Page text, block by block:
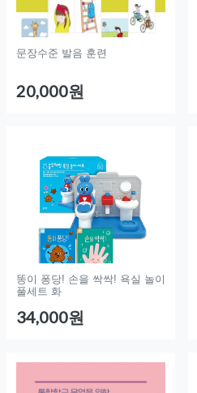
문장수준 발음 훈련
20,000원
똥이 퐁당! 손을 싹싹! 욕실 놀이
풀세트 화
34,000원